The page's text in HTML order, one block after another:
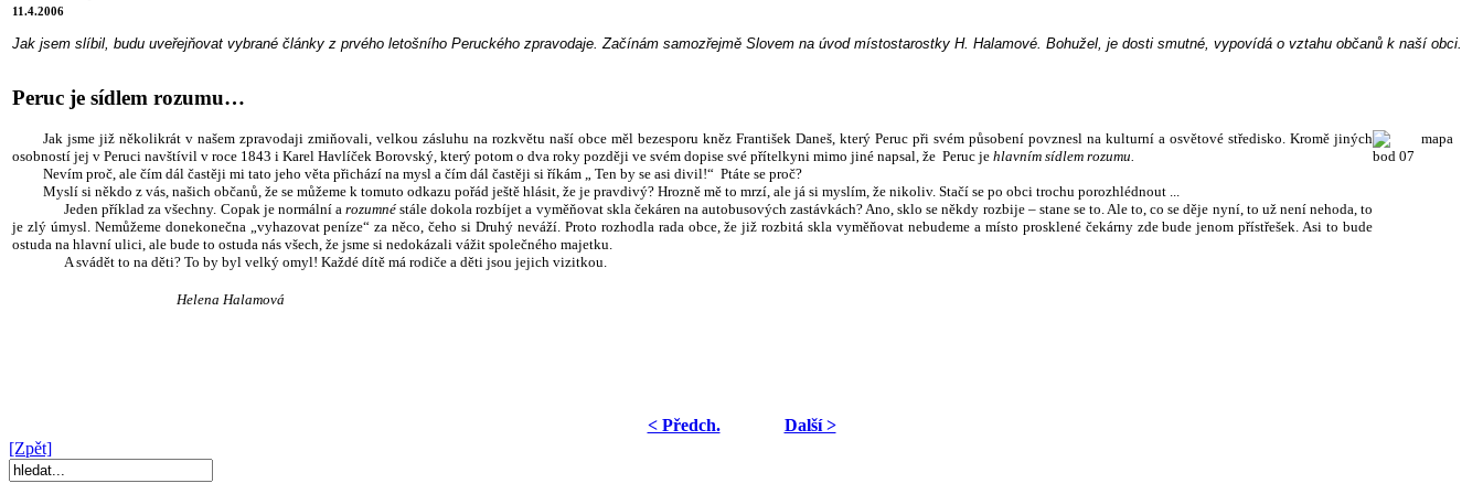
11.4.2006
Jak jsem slíbil, budu uveřejňovat vybrané články z prvého letošního Peruckého zpravodaje. Začínám samozřejmě Slovem na úvod místostarostky H. Halamové. Bohužel, je dosti smutné, vypovídá o vztahu občanů k naší obci.
Peruc je sídlem rozumu…
Jak jsme již několikrát v našem zpravodaji zmiňovali, velkou zásluhu na rozkvětu naší obce měl bezesporu kněz František Daneš, který Peruc při svém působení povznesl na kulturní a osvětové středisko. Kromě jiných
osobností jej v Peruci navštívil v roce 1843 i Karel Havlíček Borovský, který potom o dva roky později ve svém dopise své přítelkyni mimo jiné napsal, že Peruc je hlavním sídlem rozumu.
Nevím proč, ale čím dál častěji mi tato jeho věta přichází na mysl a čím dál častěji si říkám „ Ten by se asi divil!“ Ptáte se proč?
Myslí si někdo z vás, našich občanů, že se můžeme k tomuto odkazu pořád ještě hlásit, že je pravdivý? Hrozně mě to mrzí, ale já si myslím, že nikoliv. Stačí se po obci trochu porozhlédnout ...
Jeden příklad za všechny. Copak je normální a rozumné stále dokola rozbíjet a vyměňovat skla čekáren na autobusových zastávkách? Ano, sklo se někdy rozbije – stane se to. Ale to, co se děje nyní, to už není nehoda, to
je zlý úmysl. Nemůžeme donekonečna „vyhazovat peníze“ za něco, čeho si Druhý neváží. Proto rozhodla rada obce, že již rozbitá skla vyměňovat nebudeme a místo prosklené čekárny zde bude jenom přístřešek. Asi to bude
ostuda na hlavní ulici, ale bude to ostuda nás všech, že jsme si nedokázali vážit společného majetku.
A svádět to na děti? To by byl velký omyl! Každé dítě má rodiče a děti jsou jejich vizitkou.
Helena Halamová
< Předch.
Další >
[Zpět]